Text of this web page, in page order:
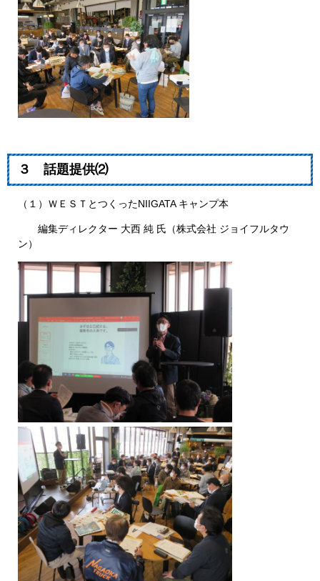
３ 話題提供⑵
（１）ＷＥＳＴとつくったNIIGATA キャンプ本
編集ディレクター 大西 純 氏（株式会社 ジョイフルタウ
ン）